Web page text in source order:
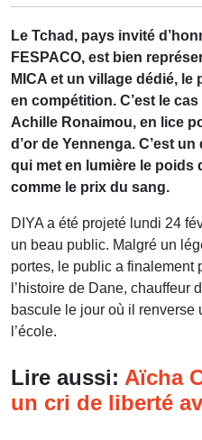
Le Tchad, pays invité
FESPACO, est bien
MICA et un village dédié,
en compétition. C’est le
Achille Ronaimou, en lice
d’or de Yennenga. C’est
qui met en lumière le poids
comme le prix du sang.
DIYA a été projeté lundi 24
un beau public. Malgré un
portes, le public a finalement
l’histoire de Dane, chauffeur
bascule le jour où il renverse
l’école.
Lire aussi: Aïcha
un cri de liberté